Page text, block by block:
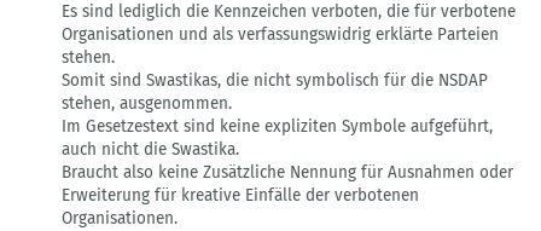
auf
Da
die
Swastika
kein
von
GastZwei
Es sind lediglich die Kennzeichen verboten, die für verbotene
Organisationen und als verfassungswidrig erklärte Parteien
stehen.
Somit sind Swastikas, die nicht symbolisch für die NSDAP
stehen, ausgenommen.
Im Gesetzestext sind keine expliziten Symbole aufgeführt,
auch nicht die Swastika.
Braucht also keine Zusätzliche Nennung für Ausnahmen oder
Erweiterung für kreative Einfälle der verbotenen
Organisationen.